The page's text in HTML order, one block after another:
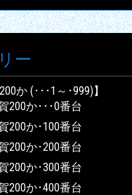
ー
か (･･･1～･999)】
200か･･･0番台
200か･100番台
200か･200番台
200か･300番台
200か･400番台